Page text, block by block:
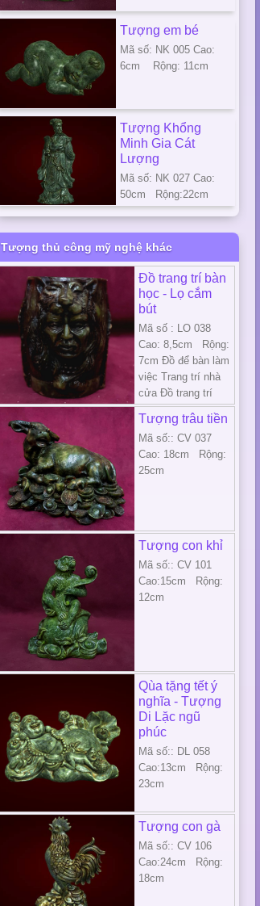
Tượng em bé
Mã số: NK 005 Cao:
6cm Rộng: 11cm
Tượng Khổng
Minh Gia Cát
Lượng
Mã số: NK 027 Cao:
50cm Rộng:22cm
Tượng thủ công mỹ nghệ khác
Đồ trang trí bàn
học - Lọ cắm
bút
Mã số : LO 038
Cao: 8,5cm Rộng:
7cm Đồ để bàn làm
việc Trang trí nhà
cửa Đồ trang trí
Tượng trâu tiền
Mã số:: CV 037
Cao: 18cm Rộng:
25cm
Tượng con khỉ
Mã số:: CV 101
Cao:15cm Rộng:
12cm
Qùa tặng tết ý
nghĩa - Tượng
Di Lặc ngũ
phúc
Mã số:: DL 058
Cao:13cm Rộng:
23cm
Tượng con gà
Mã số:: CV 106
Cao:24cm Rộng:
18cm